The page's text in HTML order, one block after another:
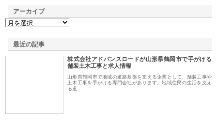
アーカイブ
最近の記事
株式会社アドバンスロードが山形県鶴岡市で手がける
舗装土木工事と求人情報
山形県鶴岡市で地域の道路基盤を支える企業として、舗装工事や
土木工事を手がける専門会社があります。地域住民の生活を支え
る道…